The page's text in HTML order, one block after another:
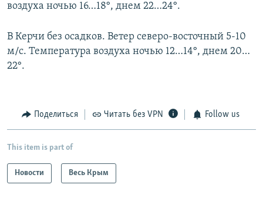
воздуха ночью 16…18°, днем 22…24°.
В Керчи без осадков. Ветер северо-восточный 5-10
м/с. Температура воздуха ночью 12…14°, днем 20…
22°.
Поделиться Читать без VPN Follow us
This item is part of
Новости Весь Крым